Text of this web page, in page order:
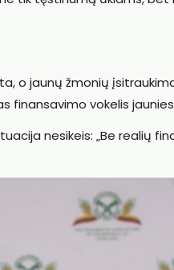
o jaunų žmonių
finansavimo vokelis
nesikeis: „Be realių